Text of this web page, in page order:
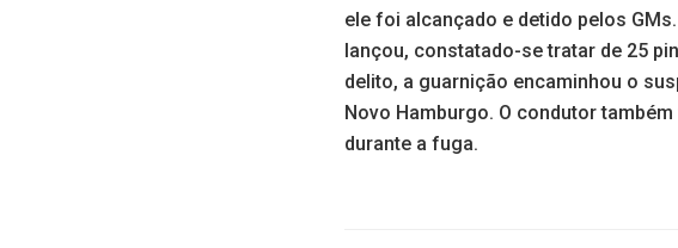
ele foi alcançado e detido pelos
lançou, constatado-se tratar de 25
delito, a guarnição encaminhou o
Novo Hamburgo. O condutor
durante a fuga.